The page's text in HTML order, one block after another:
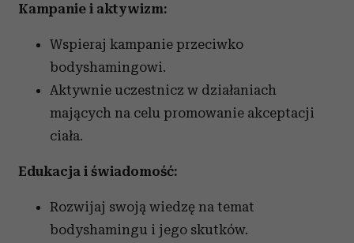
Kampanie i aktywizm:
Wspieraj kampanie przeciwko
bodyshamingowi.
Aktywnie uczestnicz w działaniach
mających na celu promowanie akceptacji
ciała.
Edukacja i świadomość:
Rozwijaj swoją wiedzę na temat
bodyshamingu i jego skutków.